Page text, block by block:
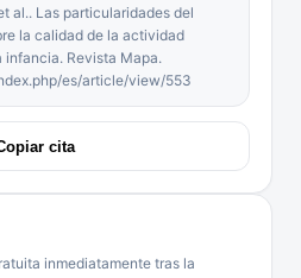
al.. Las particularidades del
la calidad de la actividad
infancia. Revista Mapa.
es/article/view/553
cita
inmediatamente tras la